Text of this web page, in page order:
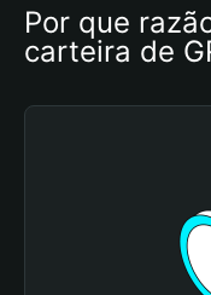
Por que
carteira de